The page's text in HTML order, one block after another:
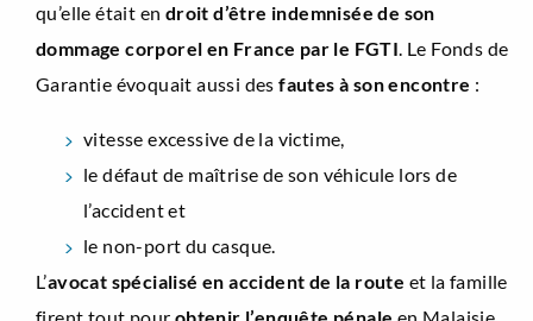
qu’elle était en droit d’être indemnisée de son
dommage corporel en France par le FGTI. Le Fonds de
Garantie évoquait aussi desfautes à son encontre :
vitesse excessive de la victime,
le défaut de maîtrise de son véhicule lors de
l’accident et
le non-port du casque.
L’avocat spécialisé en accident de la route et la famille